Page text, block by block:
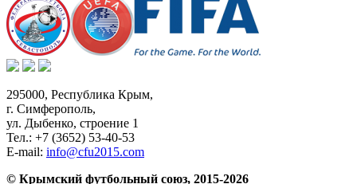
295000, Республика Крым,
г. Симферополь,
ул. Дыбенко, строение 1
Тел.: +7 (3652) 53-40-53
E-mail: info@cfu2015.com
© Крымский футбольный союз, 2015-2026